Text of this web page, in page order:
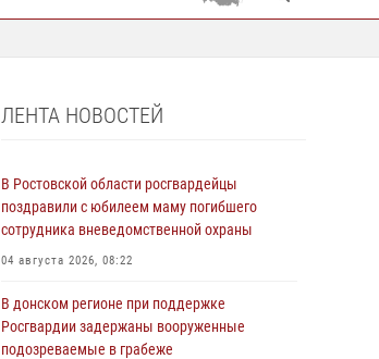
ЛЕНТА НОВОСТЕЙ
В Ростовской области росгвардейцы
поздравили с юбилеем маму погибшего
сотрудника вневедомственной охраны
04 августа 2026, 08:22
В донском регионе при поддержке
Росгвардии задержаны вооруженные
подозреваемые в грабеже